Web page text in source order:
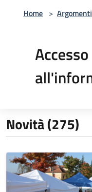
Home > Argomenti
Accesso
Novità (275)